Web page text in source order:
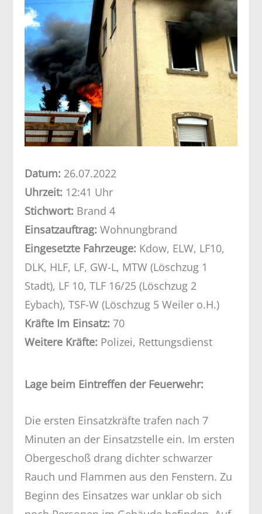
Datum: 26.07.2022
Uhrzeit: 12:41 Uhr
Stichwort: Brand 4
Einsatzauftrag:Wohnungbrand
Eingesetzte Fahrzeuge: Kdow, ELW, LF10,
DLK, HLF, LF, GW-L, MTW (Löschzug 1
Stadt), LF 10, TLF 16/25 (Löschzug 2
Eybach), TSF-W (Löschzug 5 Weiler o.H.)
Kräfte Im Einsatz:70
Weitere Kräfte: Polizei, Rettungsdienst
Lage beim Eintreffen der Feuerwehr:
Die ersten Einsatzkräfte trafen nach 7
Minuten an der Einsatzstelle ein. Im ersten
Obergeschoß drang dichter schwarzer
Rauch und Flammen aus den Fenstern. Zu
Beginn des Einsatzes war unklar ob sich